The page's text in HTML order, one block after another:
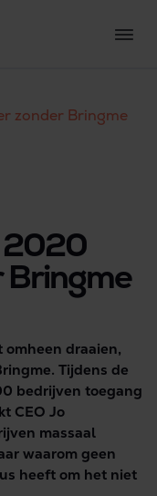
zonder Bringme
2020
Bringme
omheen draaien,
Tijdens de
bedrijven toegang
CEO Jo
massaal
waarom geen
heeft om het niet